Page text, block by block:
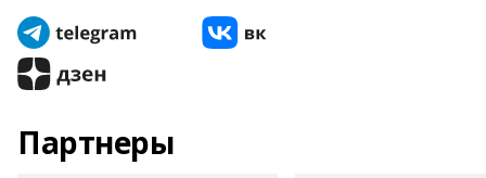
Партнеры